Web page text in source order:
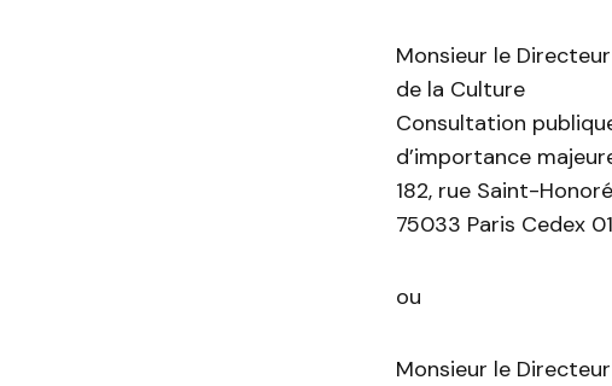
Monsieur le
de la Culture
Consultation
d’importance
182, rue Saint-Honoré
75033 Paris Cedex 01
ou
Monsieur le